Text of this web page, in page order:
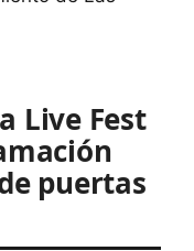
Live Fest
puertas